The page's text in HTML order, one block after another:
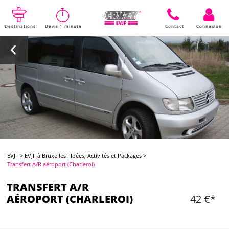
Destinations Devis 1 minute Contact Connexion
EVJF > EVJF à Bruxelles : Idées, Activités et Packages >
Transfert A/R aéroport (Charleroi)
TRANSFERT A/R
AÉROPORT (CHARLEROI)
42 €*